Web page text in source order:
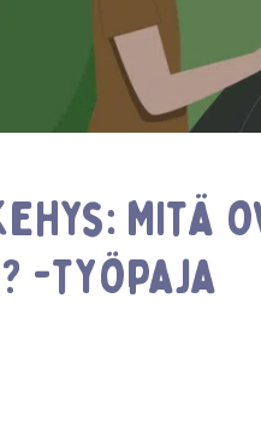
Mitä
-työpaja